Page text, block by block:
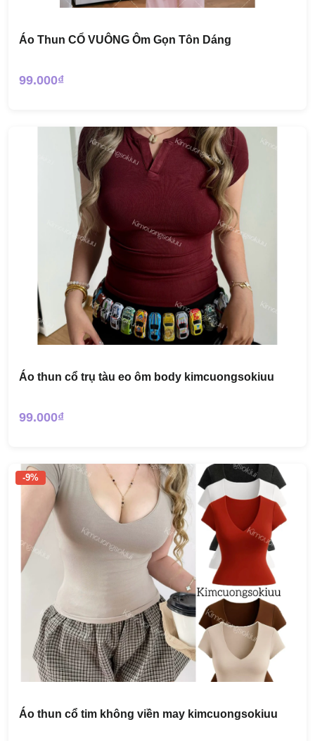
Áo Thun CỔ VUÔNG Ôm Gọn Tôn Dáng
99.000₫
Áo thun cổ trụ tàu eo ôm body kimcuongsokiuu
99.000₫
-9%
Áo thun cổ tim không viền may kimcuongsokiuu